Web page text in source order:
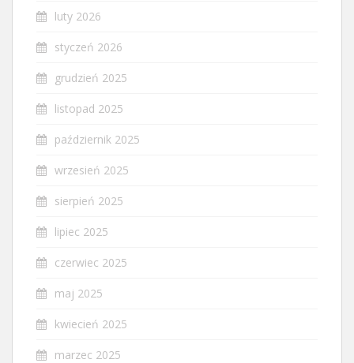
luty 2026
styczeń 2026
grudzień 2025
listopad 2025
październik 2025
wrzesień 2025
sierpień 2025
lipiec 2025
czerwiec 2025
maj 2025
kwiecień 2025
marzec 2025